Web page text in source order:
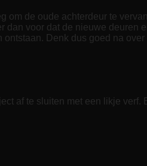
de oude achterdeur te
dan voor dat de nieuwe deuren
Denk dus goed na
af te sluiten met een likje